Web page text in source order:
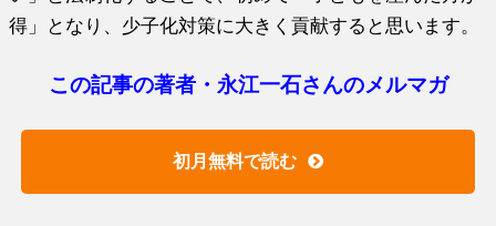
得」となり、少子化対策に大きく貢献すると思います。
この記事の著者・永江一石さんのメルマガ
初月無料で読む